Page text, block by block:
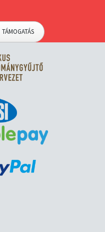
TÁMOGATÁS